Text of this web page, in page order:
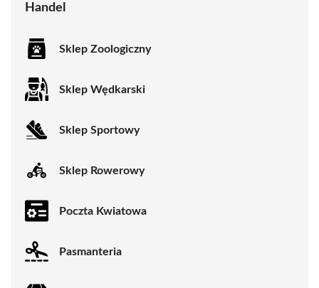
Handel
Sklep Zoologiczny
Sklep Wędkarski
Sklep Sportowy
Sklep Rowerowy
Poczta Kwiatowa
Pasmanteria